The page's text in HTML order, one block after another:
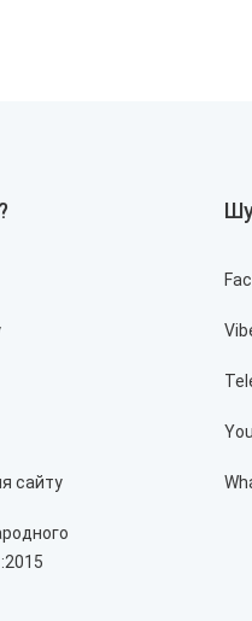
400
Стійкі
сайту